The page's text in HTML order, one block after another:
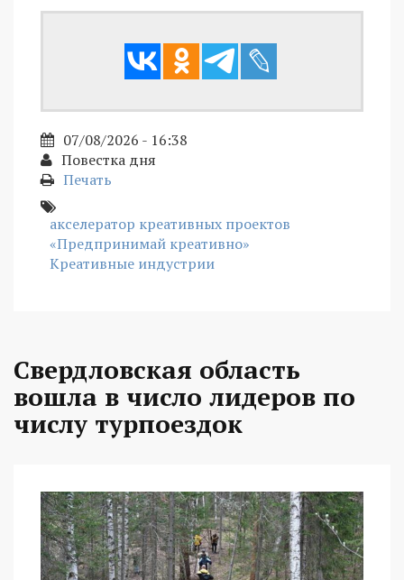
07/08/2026 - 16:38
Повестка дня
Печать
акселератор креативных проектов
«Предпринимай креативно»
Креативные индустрии
Свердловская область
вошла в число лидеров по
числу турпоездок